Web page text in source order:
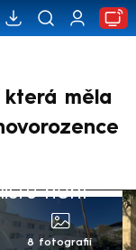
která měla
není
8 fotografií